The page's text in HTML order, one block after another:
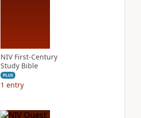
NIV First-Century
Study Bible
PLUS
1 entry